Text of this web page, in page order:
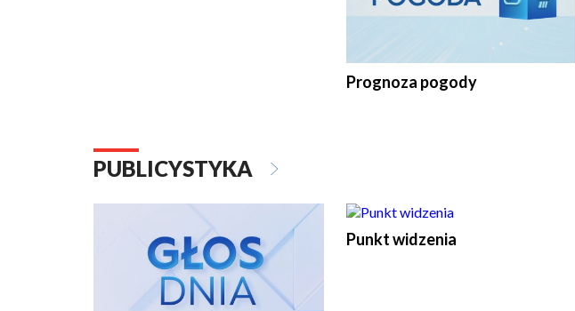
Prognoza pogody
PUBLICYSTYKA
Punkt widzenia